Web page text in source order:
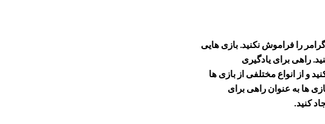
را فراموش نکنید. بازی هایی
راهی برای یادگیری
و از انواع مختلفی از بازی ها
ها به عنوان راهی برای
کنید.